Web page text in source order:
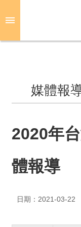
關
光
華
活
動
媒體報
2020年
體報導
日期：2021-03-22